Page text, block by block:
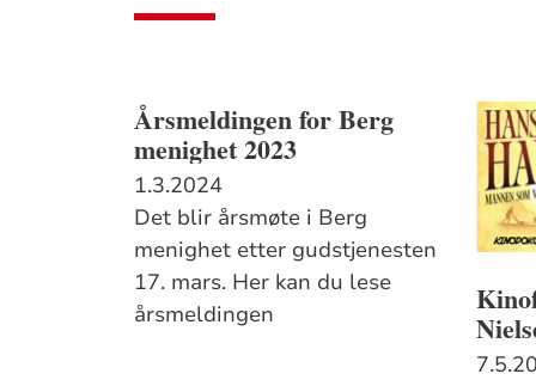
Årsmeldingen for Berg
menighet 2023
1.3.2024
Det blir årsmøte i Berg
menighet etter gudstjenesten
17. mars. Her kan du lese
årsmeldingen